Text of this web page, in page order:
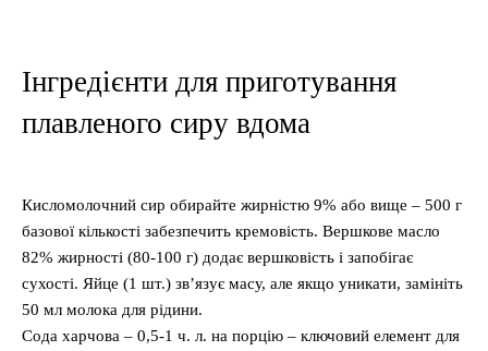
Інгредієнти для приготування
плавленого сиру вдома
Кисломолочний сир обирайте жирністю 9% або вище – 500 г
базової кількості забезпечить кремовість. Вершкове масло
82% жирності (80-100 г) додає вершковість і запобігає
сухості. Яйце (1 шт.) зв’язує масу, але якщо уникати, замініть
50 мл молока для рідини.
Сода харчова – 0,5-1 ч. л. на порцію – ключовий елемент для